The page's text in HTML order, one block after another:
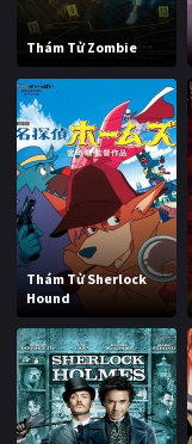
Thám Tử Zombie
Thám Tử Sherlock
Hound